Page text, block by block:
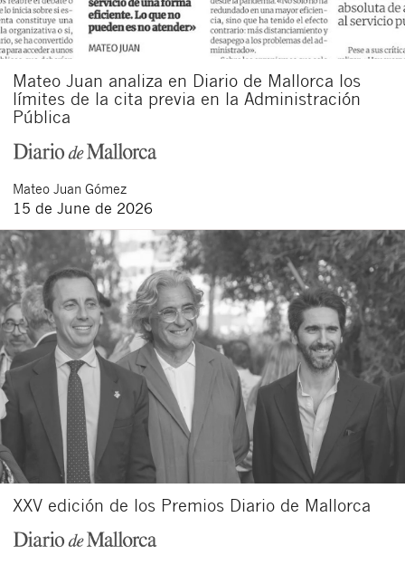
Mateo Juan analiza en Diario de Mallorca los
límites de la cita previa en la Administración
Pública
Mateo Juan Gómez
15 de June de 2026
XXV edición de los Premios Diario de Mallorca